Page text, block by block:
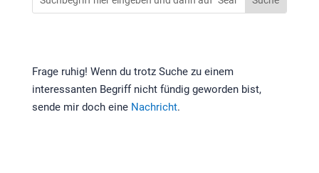
Frage ruhig! Wenn du trotz Suche zu einem
interessanten Begriff nicht fündig geworden bist,
sende mir doch eine Nachricht.